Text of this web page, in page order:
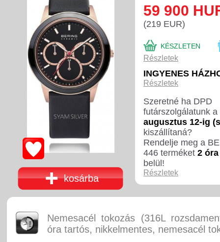
59 900
(219 EUR)
KÉSZLETEN
Részletek
INGYENES
Részletek
Szeretné ha DPD
futárszolgálatunk a
augusztus 12-ig
kiszállítaná?
Rendelje meg a
446 terméket 2
belül!
Részletek
kosárba
Nemesacél tokozás (316L
óra tartós, nikkelmentes, nemesacél